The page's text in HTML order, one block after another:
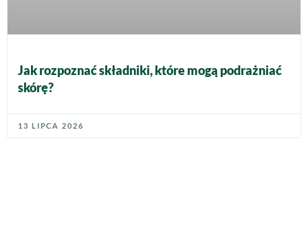
Jak rozpoznać składniki, które mogą podrażniać
skórę?
13 LIPCA 2026